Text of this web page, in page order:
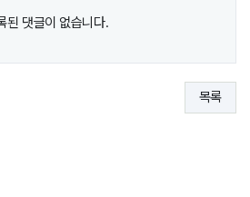
된 댓글이 없습니다.
목록